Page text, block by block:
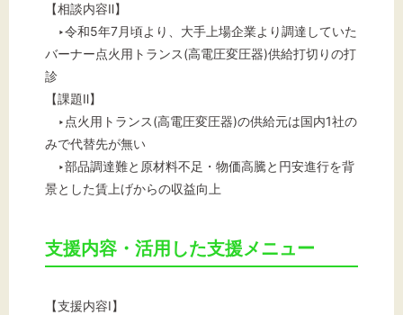
【相談内容Ⅱ】
‣令和5年7月頃より、大手上場企業より調達していた
バーナー点火用トランス(高電圧変圧器)供給打切りの打
診
【課題Ⅱ】
‣点火用トランス(高電圧変圧器)の供給元は国内1社の
みで代替先が無い
‣部品調達難と原材料不足・物価高騰と円安進行を背
景とした賃上げからの収益向上
支援内容・活用した支援メニュー
【支援内容Ⅰ】